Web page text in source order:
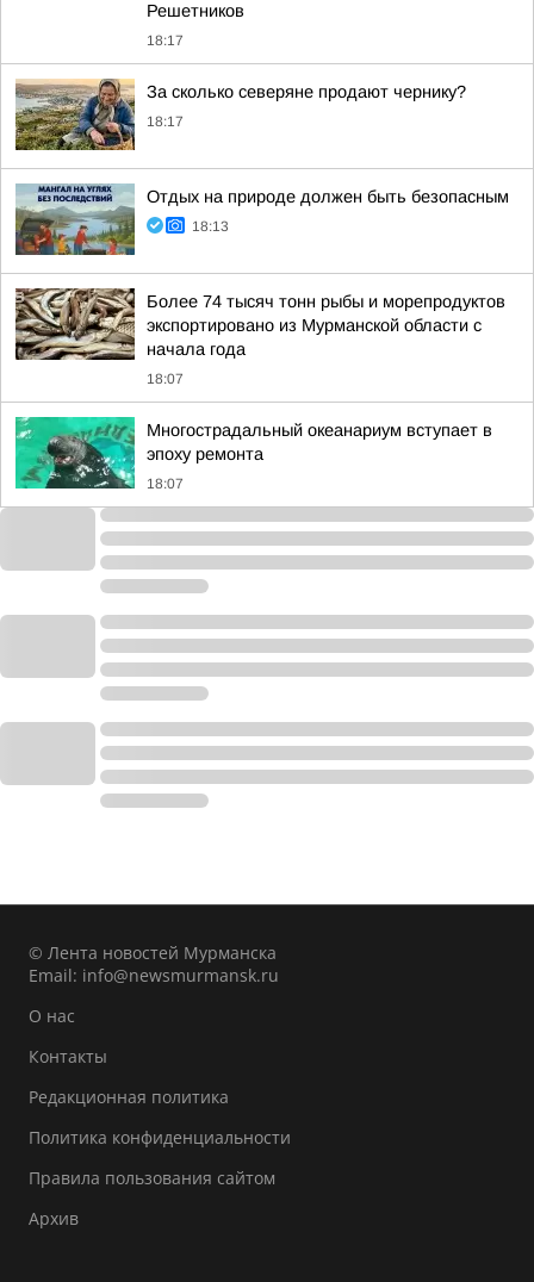
Решетников
18:17
За сколько северяне продают чернику?
18:17
Отдых на природе должен быть безопасным
18:13
Более 74 тысяч тонн рыбы и морепродуктов
экспортировано из Мурманской области с
начала года
18:07
Многострадальный океанариум вступает в
эпоху ремонта
18:07
© Лента новостей Мурманска
Email: info@newsmurmansk.ru
О нас
Контакты
Редакционная политика
Политика конфиденциальности
Правила пользования сайтом
Архив